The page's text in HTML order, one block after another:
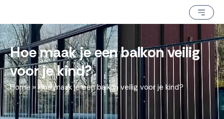
Hoe maak je een balkon veilig
voor je kind?
Home »Hoe maak je een balkon veilig voor je kind?